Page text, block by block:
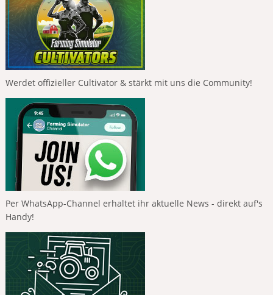
Werdet offizieller Cultivator & stärkt mit uns die Community!
Per WhatsApp-Channel erhaltet ihr aktuelle News - direkt auf's
Handy!